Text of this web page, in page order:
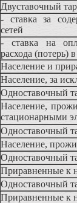
Двуставочный
- ставка за
сетей
- ставка на
расхода (потерь)
Население и
Население, за
Одноставочный
Население,
стационарными
Одноставочный
Население,
Одноставочный
Приравненные к
Одноставочный
Приравненные к